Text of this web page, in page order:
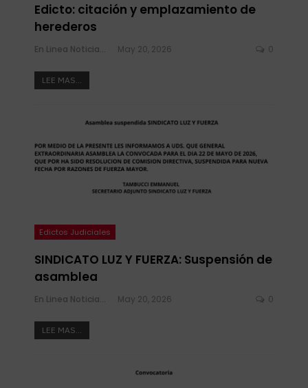
Edicto: citación y emplazamiento de
herederos
En Linea Noticias May 20, 2026 0
LEE MAS...
Edictos Judiciales
SINDICATO LUZ Y FUERZA: Suspensión de
asamblea
En Linea Noticias May 20, 2026 0
LEE MAS...